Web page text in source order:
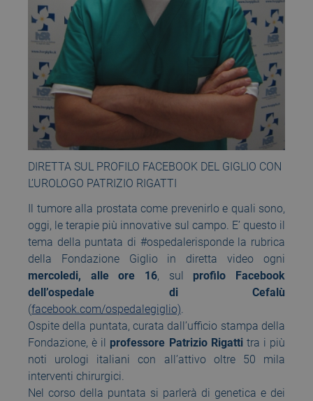
DIRETTA SUL PROFILO FACEBOOK DEL GIGLIO CON
L’UROLOGO PATRIZIO RIGATTI
Il tumore alla prostata come prevenirlo e quali sono,
oggi, le terapie più innovative sul campo. E’ questo il
tema della puntata di #ospedalerisponde la rubrica
della Fondazione Giglio in diretta video ogni
mercoledi, alle ore 16, sul profilo Facebook
dell’ospedale di Cefalù
(facebook.com/ospedalegiglio)
Ospite della puntata, curata dall’ufficio stampa della
Fondazione, è il professore Patrizio Rigattitra i più
noti urologi italiani con all’attivo oltre 50 mila
interventi chirurgici.
Nel corso della puntata si parlerà di genetica e dei